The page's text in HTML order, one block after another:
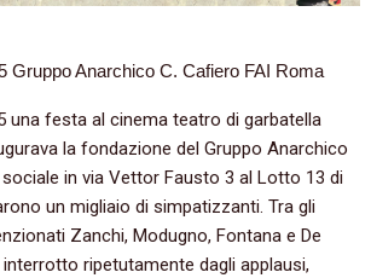
Gruppo Anarchico C. Cafiero FAI Roma
una festa al cinema teatro di garbatella
la fondazione del Gruppo Anarchico
in via Vettor Fausto 3 al Lotto 13 di
un migliaio di simpatizzanti. Tra gli
Zanchi, Modugno, Fontana e De
ripetutamente dagli applausi,